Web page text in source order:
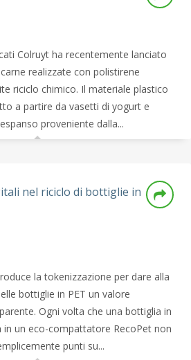
Colruyt ha recentemente lanciato
realizzate con polistirene
riciclo chimico. Il materiale plastico
a partire da vasetti di yogurt e
proveniente dalla...
nel riciclo di bottiglie in
la tokenizzazione per dare alla
bottiglie in PET un valore
Ogni volta che una bottiglia in
in un eco-compattatore RecoPet non
punti su...